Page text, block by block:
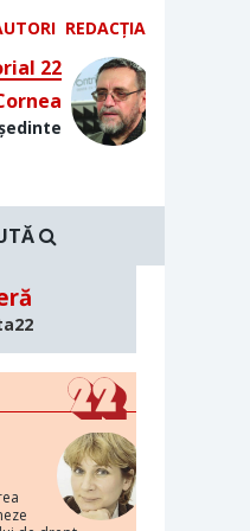
REDACȚIA
22